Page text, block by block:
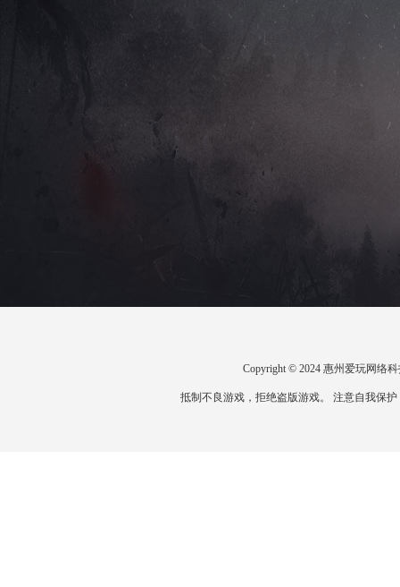
Copyright © 2024 惠州爱玩网络
抵制不良游戏，拒绝盗版游戏。 注意自我保